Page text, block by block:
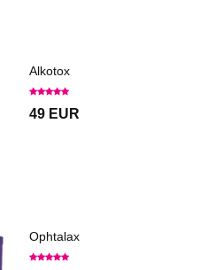
Alkotox
49 EUR
Ophtalax